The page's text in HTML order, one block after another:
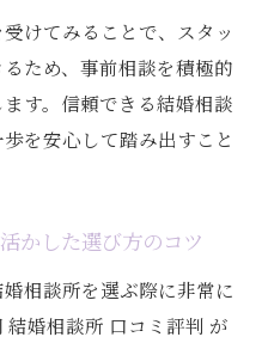
けてみることで、スタッ
ため、事前相談を積極的
す。信頼できる結婚相談
を安心して踏み出すこと
かした選び方のコツ
相談所を選ぶ際に非常に
婚相談所 口コミ評判 が